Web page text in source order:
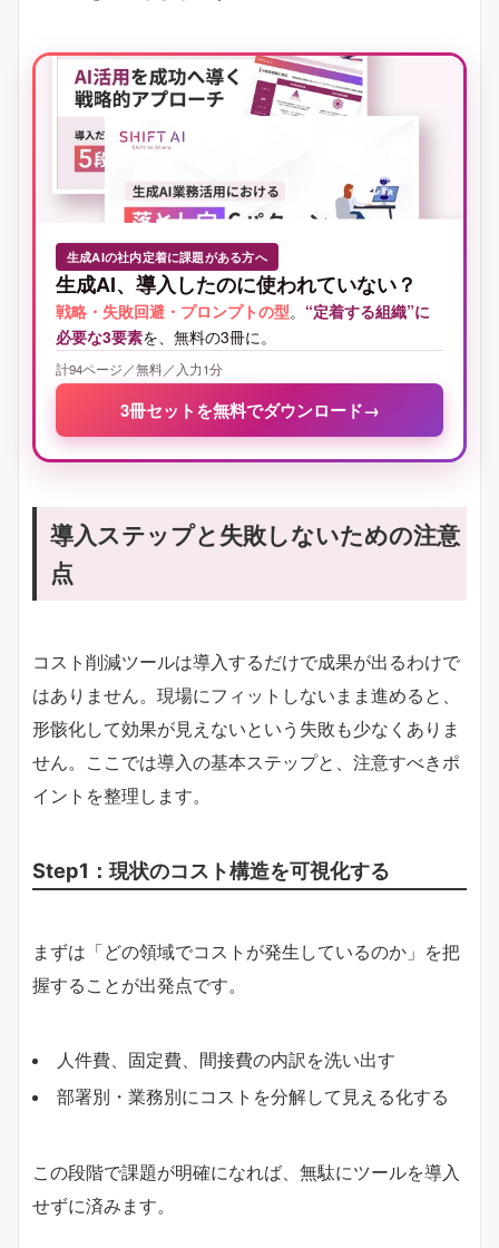
生成AIの社内定着に課題がある方へ
生成AI、導入したのに使われていない？
戦略・失敗回避・プロンプトの型。 “定着する組織”に
必要な3要素を、無料の3冊に。
計94ページ／無料／入力1分
3冊セットを無料でダウンロード→
導入ステップと失敗しないための注意
点
コスト削減ツールは導入するだけで成果が出るわけで
はありません。現場にフィットしないまま進めると、
形骸化して効果が見えないという失敗も少なくありま
せん。ここでは導入の基本ステップと、注意すべきポ
イントを整理します。
Step1：現状のコスト構造を可視化する
まずは「どの領域でコストが発生しているのか」を把
握することが出発点です。
人件費、固定費、間接費の内訳を洗い出す
部署別・業務別にコストを分解して見える化する
この段階で課題が明確になれば、無駄にツールを導入
せずに済みます。